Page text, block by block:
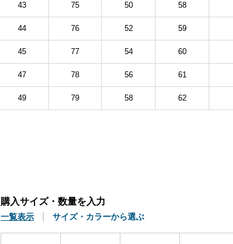
43 75 50 58
44 76 52 59
45 77 54 60
47 78 56 61
49 79 58 62
購入サイズ・数量を入力
一覧表示 サイズ・カラーから選ぶ